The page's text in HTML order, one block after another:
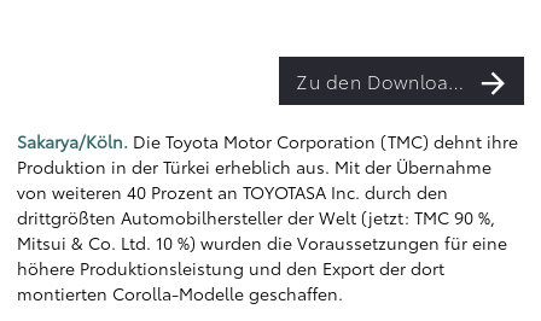
Zu den Downloads
Sakarya/Köln. Die Toyota Motor Corporation (TMC) dehnt ihre
Produktion in der Türkei erheblich aus. Mit der Übernahme
von weiteren 40 Prozent an TOYOTASA Inc. durch den
drittgrößten Automobilhersteller der Welt (jetzt: TMC 90 %,
Mitsui & Co. Ltd. 10 %) wurden die Voraussetzungen für eine
höhere Produktionsleistung und den Export der dort
montierten Corolla-Modelle geschaffen.